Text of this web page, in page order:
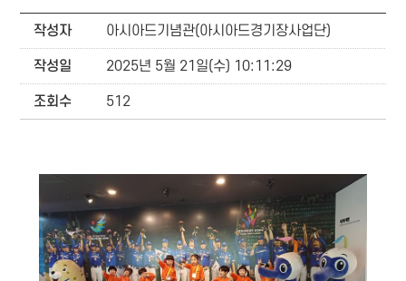
작성자 아시아드기념관(아시아드경기장사업단)
작성일 2025년 5월 21일(수) 10:11:29
조회수 512